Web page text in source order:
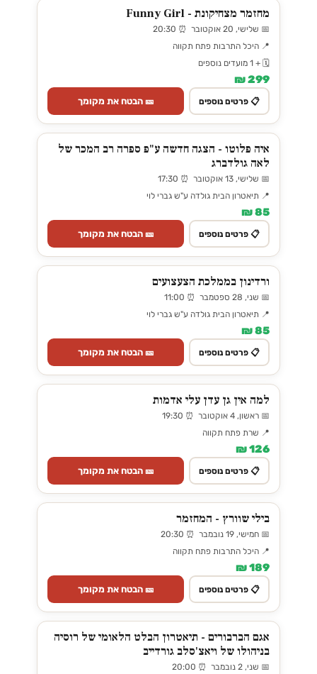
מחזמר מצחיקונת - Funny Girl
📅 שלישי, 20 אוקטובר ⏰ 20:30
📍 היכל התרבות פתח תקווה
🗓️ + 1 מועדים נוספים
299 ₪
📋 פרטים נוספים 🎫 הבטח את מקומך
איה פלוטו - הצגה חדשה ע"פ ספרה רב המכר של
לאה גולדברג
📅 שלישי, 13 אוקטובר ⏰ 17:30
📍 תיאטרון הבית גולדה ע"ש גברי לוי
85 ₪
📋 פרטים נוספים 🎫 הבטח את מקומך
ורדינון בממלכת הצעצועים
📅 שני, 28 ספטמבר ⏰ 11:00
📍 תיאטרון הבית גולדה ע"ש גברי לוי
85 ₪
📋 פרטים נוספים 🎫 הבטח את מקומך
למה אין גן עדן עלי אדמות
📅 ראשון, 4 אוקטובר ⏰ 19:30
📍 שרת פתח תקווה
126 ₪
📋 פרטים נוספים 🎫 הבטח את מקומך
בילי שוורץ - המחזמר
📅 חמישי, 19 נובמבר ⏰ 20:30
📍 היכל התרבות פתח תקווה
189 ₪
📋 פרטים נוספים 🎫 הבטח את מקומך
אגם הברבורים - תיאטרון הבלט הלאומי של רוסיה
בניהולו של ויאצ'סלב גורדייב
📅 שני, 2 נובמבר ⏰ 20:00